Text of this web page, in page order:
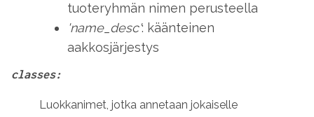
tuoteryhmän nimen perusteella
'name_desc': käänteinen
aakkosjärjestys
classes:
Luokkanimet, jotka annetaan jokaiselle